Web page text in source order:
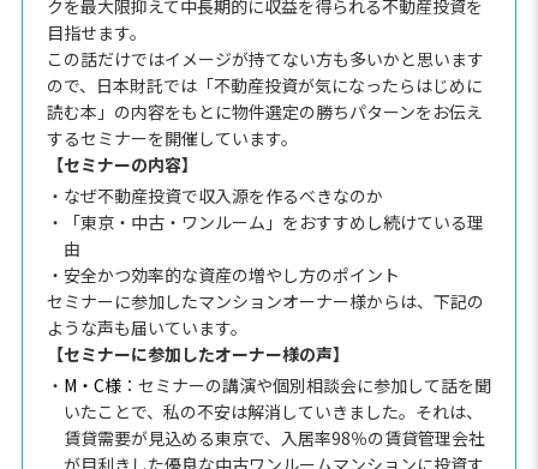
クを最大限抑えて中長期的に収益を得られる不動産投資を
目指せます。
この話だけではイメージが持てない方も多いかと思います
ので、日本財託では「不動産投資が気になったらはじめに
読む本」の内容をもとに物件選定の勝ちパターンをお伝え
するセミナーを開催しています。
【セミナーの内容】
・なぜ不動産投資で収入源を作るべきなのか
・「東京・中古・ワンルーム」をおすすめし続けている理
由
・安全かつ効率的な資産の増やし方のポイント
セミナーに参加したマンションオーナー様からは、下記の
ような声も届いています。
【セミナーに参加したオーナー様の声】
・ M・C様：セミナーの講演や個別相談会に参加して話を聞
いたことで、私の不安は解消していきました。それは、
賃貸需要が見込める東京で、入居率98％の賃貸管理会社